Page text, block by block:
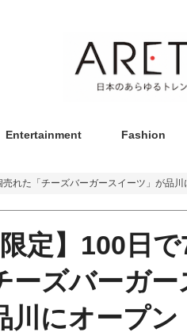
Entertainment Fashion
売れた「チーズバーガースイーツ」が品川
限定】100日
ーズバーガー
川にオープン